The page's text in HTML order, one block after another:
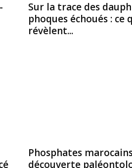
Sur la trace des
phoques échoués : ce
révèlent...
Phosphates
découverte